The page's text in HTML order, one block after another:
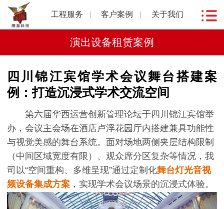
工程服务 客户案例 关于我们
演出设备租赁案例
四川锦江宾馆学术会议舞台搭建案
例：打造沉浸式学术交流空间
第六届华西运营创新管理论坛于四川锦江宾馆举
办，会议主会场在酒店卢浮花园厅内搭建兼具功能性
与视觉美感的舞台系统。面对场地两侧夹层结构限制
（中间区域宽度有限）、观众席分区复杂等情况，我
司以“空间重构、多维呈现”通过定制化舞台灯光音视
频设备集成方案 ，实现学术会议场景的沉浸式体验。